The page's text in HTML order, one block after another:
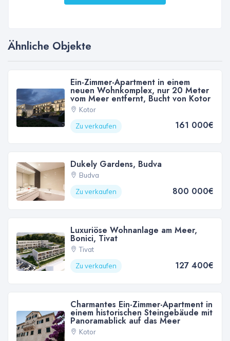
Ähnliche Objekte
Ein-Zimmer-Apartment in einem
neuen Wohnkomplex, nur 20 Meter
vom Meer entfernt, Bucht von Kotor
Kotor
Zu verkaufen
161 000€
Dukely Gardens, Budva
Budva
Zu verkaufen
800 000€
Luxuriöse Wohnanlage am Meer,
Bonici, Tivat
Tivat
Zu verkaufen
127 400€
Charmantes Ein-Zimmer-Apartment in
einem historischen Steingebäude mit
Panoramablick auf das Meer
Kotor